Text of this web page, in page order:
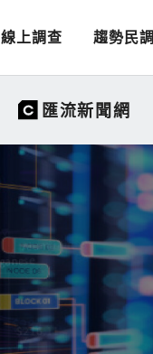
線上調查 趨勢民調
匯流新聞網